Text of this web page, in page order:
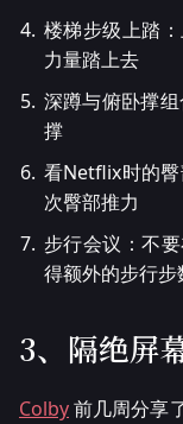
楼梯步级上踏
力量踏上去
深蹲与俯卧撑
撑
看Netflix时的
次臀部推力
步行会议：不
得额外的步行步
3、隔绝屏
Colby前几周分享